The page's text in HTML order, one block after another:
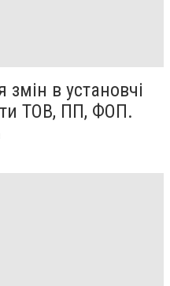
змін в установчі
ТОВ, ПП, ФОП.